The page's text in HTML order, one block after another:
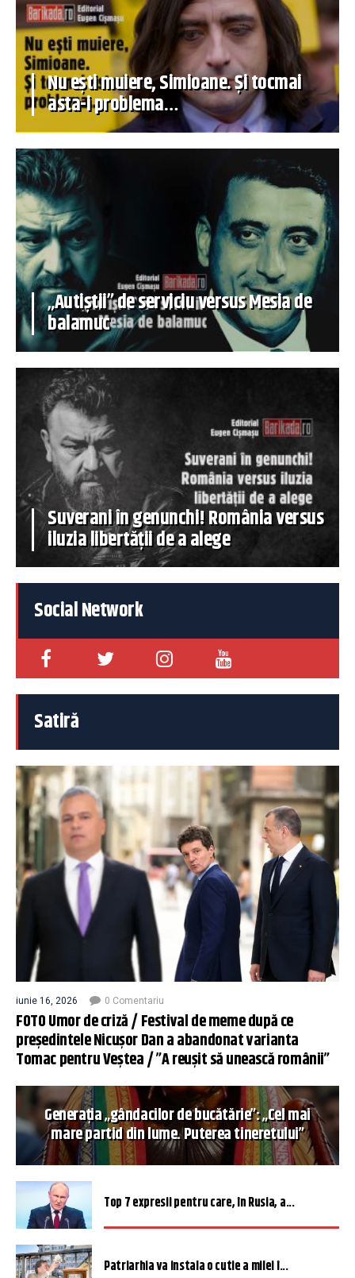
Nu ești muiere, Simioane. Și tocmai
asta-i problema…
„Autiștii” de serviciu versus Mesia de
balamuc
Suverani în genunchi! România versus
iluzia libertății de a alege
Social Network
Satiră
iunie 16, 2026 0 Comentariu
FOTO Umor de criză / Festival de meme după ce
președintele Nicușor Dan a abandonat varianta
Tomac pentru Veștea / ”A reușit să unească românii”
Generația „gândacilor de bucătărie”: „Cel mai
mare partid din lume. Puterea tineretului”
Top 7 expresii pentru care, în Rusia, a...
Patriarhia va instala o cutie a milei î...